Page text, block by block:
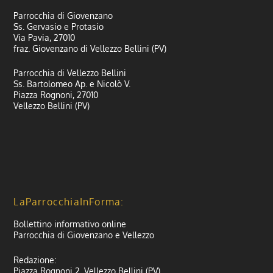
Parrocchia di Giovenzano
Ss. Gervasio e Protasio
Via Pavia, 27010
fraz. Giovenzano di Vellezzo Bellini (PV)
Parrocchia di Vellezzo Bellini
Ss. Bartolomeo Ap. e Nicolò V.
Piazza Rognoni, 27010
Vellezzo Bellini (PV)
LaParrocchiaInForma:
Bollettino informativo online
Parrocchia di Giovenzano e Vellezzo
Redazione:
Piazza Rognoni 2, Vellezzo Bellini (PV)